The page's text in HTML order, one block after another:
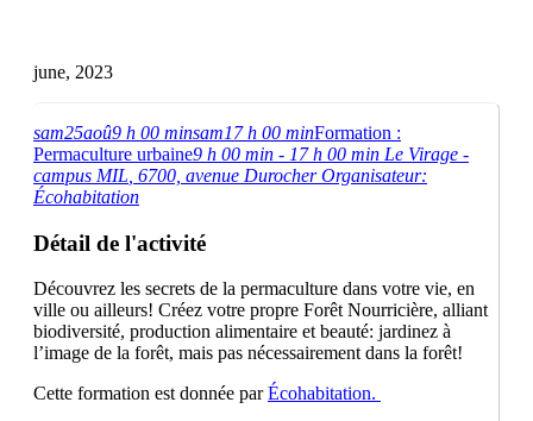
june, 2023
sam25aoû9 h 00 minsam17 h 00 minFormation :
Permaculture urbaine9 h 00 min - 17 h 00 min Le Virage -
campus MIL , 6700, avenue Durocher Organisateur:
Écohabitation
Détail de l'activité
Découvrez les secrets de la permaculture dans votre vie, en
ville ou ailleurs! Créez votre propre Forêt Nourricière, alliant
biodiversité, production alimentaire et beauté: jardinez à
l’image de la forêt, mais pas nécessairement dans la forêt!
Cette formation est donnée parÉcohabitation.